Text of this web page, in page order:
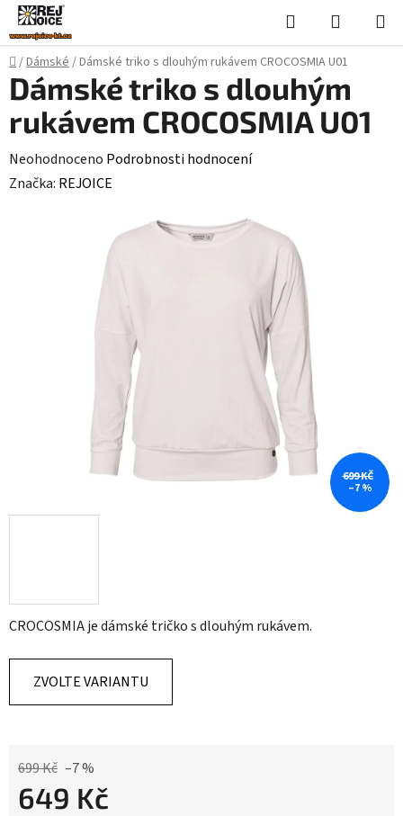
Přejít
na
obsah
Hledat
KOŠÍK
Domů
/Dámské/Dámské triko s dlouhým rukávem CROCOSMIA U01
CROCOSMIA je dámské tričko s dlouhým rukávem.
ZVOLTE VARIANTU
699 Kč –7 %
649 Kč
Dámské triko s dlouhým
rukávem CROCOSMIA U01
Průměrné
hodnocení
Neohodnoceno Podrobnosti hodnocení
Značka: REJOICE
699 KČ
–7 %